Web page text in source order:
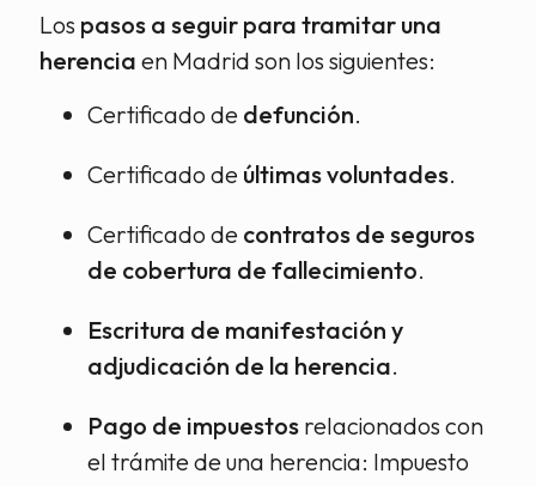
Los pasos a seguir para tramitar una
herencia en Madrid son los siguientes:
Certificado de defunción.
Certificado de últimas voluntades.
Certificado de contratos de seguros
de cobertura de fallecimiento.
Escritura de manifestación y
adjudicación de la herencia.
Pago de impuestos relacionados con
el trámite de una herencia: Impuesto